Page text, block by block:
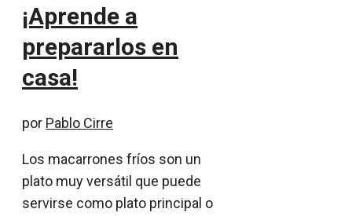
¡Aprende a
prepararlos en
casa!
por Pablo Cirre
Los macarrones fríos son un
plato muy versátil que puede
servirse como plato principal o